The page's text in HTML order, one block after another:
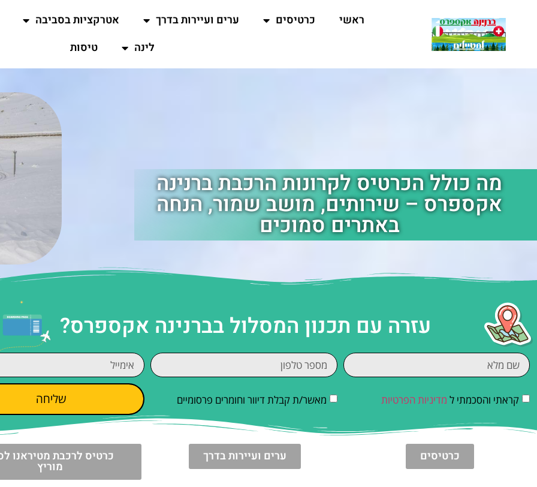
ראשי כרטיסים ערים ועיירות בדרך אטרקציות בסביבה
לינה
טיסות
מה כולל הכרטיס לקרונות הרכבת ברנינה
אקספרס – שירותים, מושב שמור, הנחה
באתרים סמוכים
עזרה עם תכנון המסלול בברנינה אקספרס?
קראתי והסכמתי ל מדיניות הפרטיות מאשר/ת קבלת דיוור וחומרים פרסומיים שליחה
כרטיסים ערים ועיירות בדרך כרטיס לרכבת מטיראנו
מוריץ